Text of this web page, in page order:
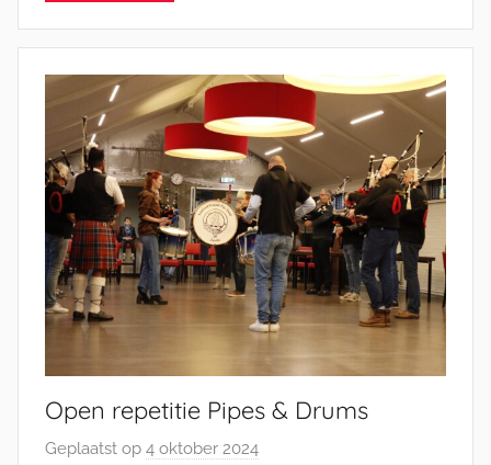
n
g
e
Open repetitie Pipes & Drums
Geplaatst op 4 oktober 2024